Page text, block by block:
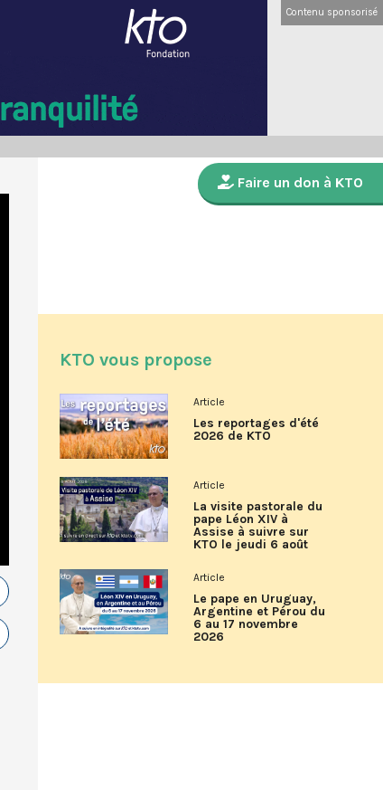
Contenu sponsorisé
Faire un don à KTO
KTO vous propose
Article
Les reportages d'été
2026 de KTO
Article
La visite pastorale du
pape Léon XIV à
Assise à suivre sur
KTO le jeudi 6 août
Article
Le pape en Uruguay,
Argentine et Pérou du
6 au 17 novembre
2026